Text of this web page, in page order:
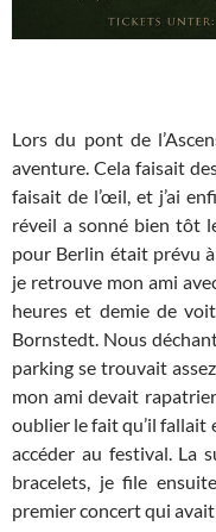
Lors du pont de
aventure. Cela faisait
faisait de l’œil, et j’ai
réveil a sonné bien tôt
pour Berlin était prévu
je retrouve mon ami
heures et demie de
Bornstedt. Nous
parking se trouvait
mon ami devait
oublier le fait qu’il fallait
accéder au festival. La
bracelets, je file
premier concert qui